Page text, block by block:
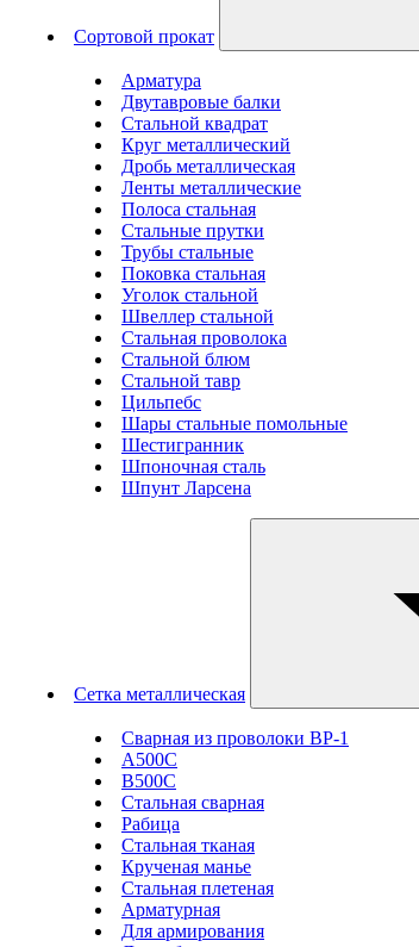
Сортовой прокат
Арматура
Двутавровые балки
Стальной квадрат
Круг металлический
Дробь металлическая
Ленты металлические
Полоса стальная
Стальные прутки
Трубы стальные
Поковка стальная
Уголок стальной
Швеллер стальной
Стальная проволока
Стальной блюм
Стальной тавр
Цильпебс
Шары стальные помольные
Шестигранник
Шпоночная сталь
Шпунт Ларсена
Сетка металлическая
Сварная из проволоки ВР-1
А500С
В500С
Стальная сварная
Рабица
Стальная тканая
Крученая манье
Стальная плетеная
Арматурная
Для армирования